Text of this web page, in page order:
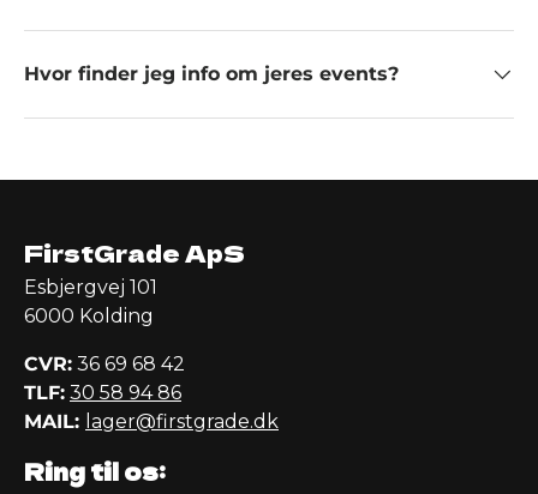
Hvor finder jeg info om jeres events?
FirstGrade ApS
Esbjergvej 101
6000 Kolding
CVR: 36 69 68 42
TLF: 30 58 94 86
MAIL: lager@firstgrade.dk
Ring til os: